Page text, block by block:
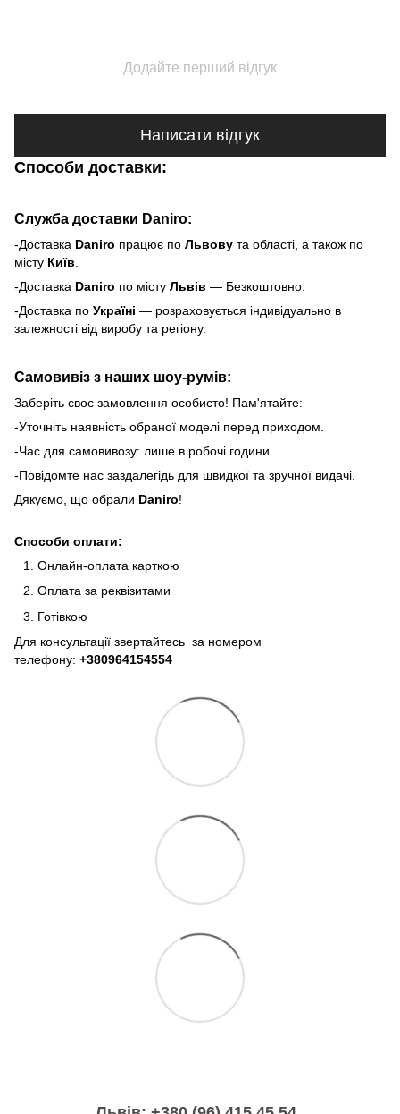
Додайте перший відгук
Написати відгук
Способи доставки:
Служба доставки Daniro:
-Доставка Daniro працює по Львову та області, а також по
місту Київ
-Доставка Daniro по місту Львів — Безкоштовно.
-Доставка по Україні — розраховується індивідуально в
залежності від виробу та регіону.
Самовивіз з наших шоу-румів:
Заберіть своє замовлення особисто! Пам'ятайте:
-Уточніть наявність обраної моделі перед приходом.
-Час для самовивозу: лише в робочі години.
-Повідомте нас заздалегідь для швидкої та зручної видачі.
Дякуємо, що обрали Daniro!
Способи оплати:
Онлайн-оплата карткою
Оплата за реквізитами
Готівкою
Для консультації звертайтесь за номером
телефону: +380964154554